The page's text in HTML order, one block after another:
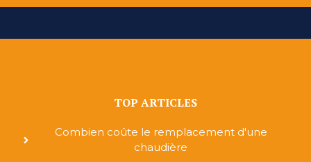
TOP ARTICLES
Combien coûte le remplacement d'une
chaudière